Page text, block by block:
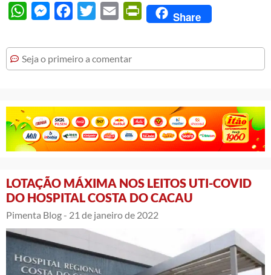
WhatsAppMessengerFacebook
Twitter Email PrintFriendly
Share
Seja o primeiro a comentar
LOTAÇÃO MÁXIMA NOS LEITOS UTI-COVID
DO HOSPITAL COSTA DO CACAU
Pimenta Blog - 21 de janeiro de 2022